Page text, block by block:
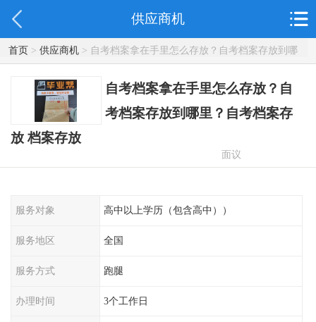
供应商机
首页> 供应商机> 自考档案拿在手里怎么存放？自考档案存放到哪
里？自考档案存放 档案存放
自考档案拿在手里怎么存放？自
考档案存放到哪里？自考档案存
放 档案存放
面议
服务对象 高中以上学历（包含高中））
服务地区 全国
服务方式 跑腿
办理时间 3个工作日